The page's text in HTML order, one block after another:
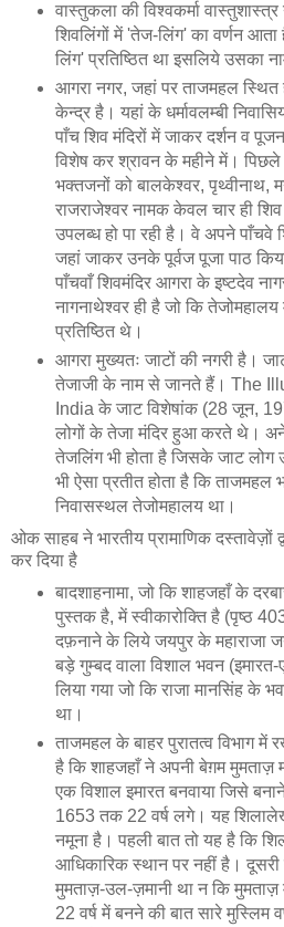
वास्तुकला की विश्वकर्मा
शिवलिंगों में 'तेज-लिंग' का वर्णन
लिंग' प्रतिष्ठित था इसलिये उसका
आगरा नगर, जहां पर ताजमहल स्थित
केन्द्र है। यहां के धर्मावलम्बी
पाँच शिव मंदिरों में जाकर दर्शन व
विशेष कर श्रावन के महीने में।
भक्तजनों को बालकेश्वर, पृथ्वीनाथ,
राजराजेश्वर नामक केवल चार ही शिव
उपलब्ध हो पा रही है। वे अपने पाँचवे
जहां जाकर उनके पूर्वज पूजा पाठ
पाँचवाँ शिवमंदिर आगरा के इष्टदेव
नागनाथेश्वर ही है जो कि
प्रतिष्ठित थे।
आगरा मुख्यतः जाटों की नगरी है।
तेजाजी के नाम से जानते हैं। The
India के जाट विशेषांक (28 जून,
लोगों के तेजा मंदिर हुआ करते थे।
तेजलिंग भी होता है जिसके जाट
भी ऐसा प्रतीत होता है कि ताजमहल
निवासस्थल तेजोमहालय था।
ओक साहब ने भारतीय प्रामाणिक दस्तावेज़ों
कर दिया है
बादशाहनामा, जो कि शाहजहाँ के
पुस्तक है, में स्वीकारोक्ति है (पृष्ठ
दफ़नाने के लिये जयपुर के महाराजा
बड़े गुम्बद वाला विशाल भवन
लिया गया जो कि राजा मानसिंह के
था।
ताजमहल के बाहर पुरातत्व विभाग में
है कि शाहजहाँ ने अपनी बेग़म
एक विशाल इमारत बनवाया जिसे
1653 तक 22 वर्ष लगे। यह
नमूना है। पहली बात तो यह है कि
आधिकारिक स्थान पर नहीं है। दूसरी
मुमताज़-उल-ज़मानी था न कि
22 वर्ष में बनने की बात सारे मुस्लिम